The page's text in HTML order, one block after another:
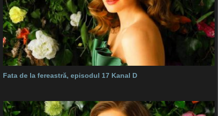
Fata de la fereastră, episodul 17 Kanal D